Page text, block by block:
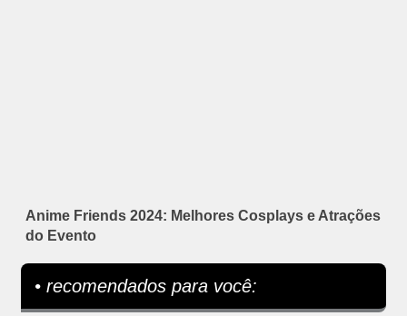
Anime Friends 2024: Melhores Cosplays e Atrações
do Evento
• recomendados para você: